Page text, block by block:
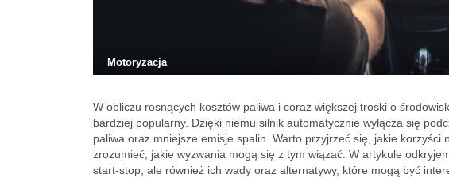
Motoryzacja
W obliczu rosnących kosztów paliwa i coraz większej troski o
bardziej popularny. Dzięki niemu silnik automatycznie wyłącza się
paliwa oraz mniejsze emisje spalin. Warto przyjrzeć się, jakie
zrozumieć, jakie wyzwania mogą się z tym wiązać. W artykule
start-stop, ale również ich wady oraz alternatywy, które mogą być